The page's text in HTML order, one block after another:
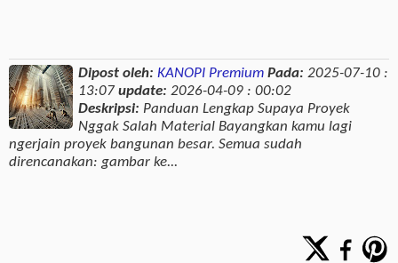
Dipost oleh: KANOPI Premium Pada: 2025-07-10 :
13:07 update: 2026-04-09 : 00:02
Deskripsi: Panduan Lengkap Supaya Proyek
Nggak Salah Material Bayangkan kamu lagi
ngerjain proyek bangunan besar. Semua sudah
direncanakan: gambar ke...